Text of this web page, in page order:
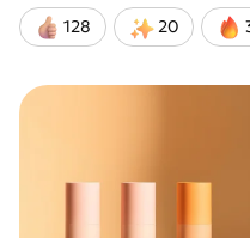
128 20